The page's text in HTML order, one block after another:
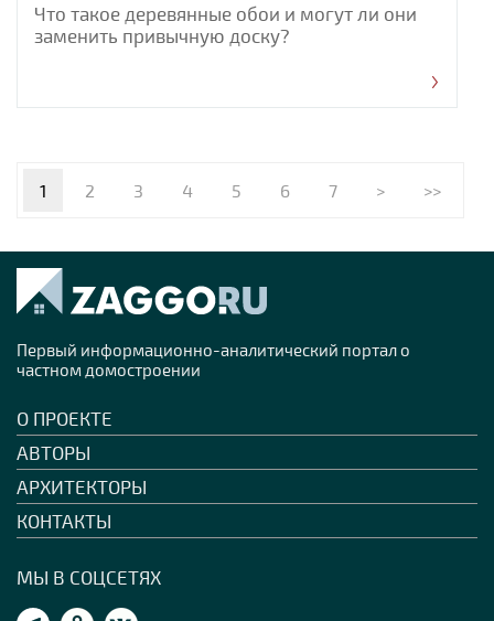
Что такое деревянные обои и могут ли они
заменить привычную доску?
1 2 3 4 5 6 7 > >>
Первый информационно-аналитический портал о
частном домостроении
О ПРОЕКТЕ
АВТОРЫ
АРХИТЕКТОРЫ
КОНТАКТЫ
МЫ В СОЦСЕТЯХ